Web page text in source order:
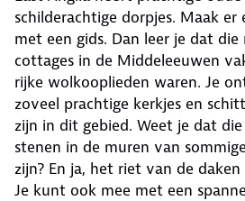
schilderachtige dorpjes. Maak er
met een gids. Dan leer je dat die
cottages in de Middeleeuwen
rijke wolkooplieden waren. Je
zoveel prachtige kerkjes en
zijn in dit gebied. Weet je dat
stenen in de muren van
zijn? En ja, het riet van de
Je kunt ook mee met een